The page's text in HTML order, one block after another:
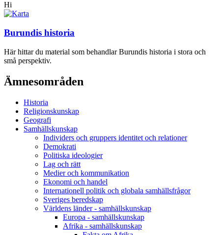
Hi
Burundis historia
Här hittar du material som behandlar Burundis historia i stora och
små perspektiv.
Ämnesområden
Historia
Religionskunskap
Geografi
Samhällskunskap
Individers och gruppers identitet och relationer
Demokrati
Politiska ideologier
Lag och rätt
Medier och kommunikation
Ekonomi och handel
Internationell politik och globala samhällsfrågor
Sveriges beredskap
Världens länder - samhällskunskap
Europa - samhällskunskap
Afrika - samhällskunskap